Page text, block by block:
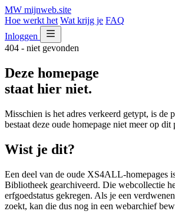
MW mijnweb.site
Hoe werkt het Wat krijg je FAQ
Inloggen
404 - niet gevonden
Deze homepage
staat hier niet.
Misschien is het adres verkeerd getypt, is de
bestaat deze oude homepage niet meer op dit
Wist je dit?
Een deel van de oude XS4ALL-homepages
Bibliotheek gearchiveerd. Die webcollectie
erfgoedstatus gekregen. Als je een
zoekt, kan die dus nog in een webarchief